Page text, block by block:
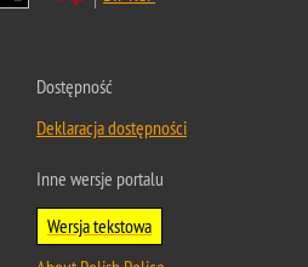
Dostępność
Deklaracja dostępności
Inne wersje portalu
Wersja tekstowa